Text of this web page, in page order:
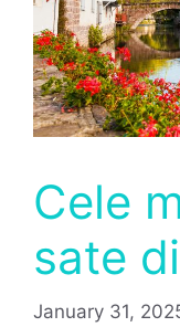
Cele
sate
January 31,